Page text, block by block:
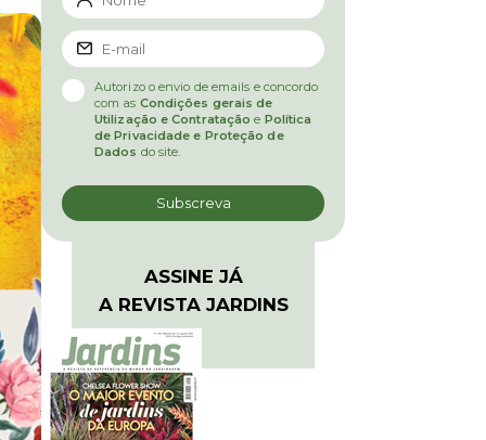
Autorizo o envio de emails e concordo
com as Condições gerais de
Utilização e Contratação e Política
de Privacidade e Proteção de
Dados do site.
ASSINE JÁ
A REVISTA JARDINS